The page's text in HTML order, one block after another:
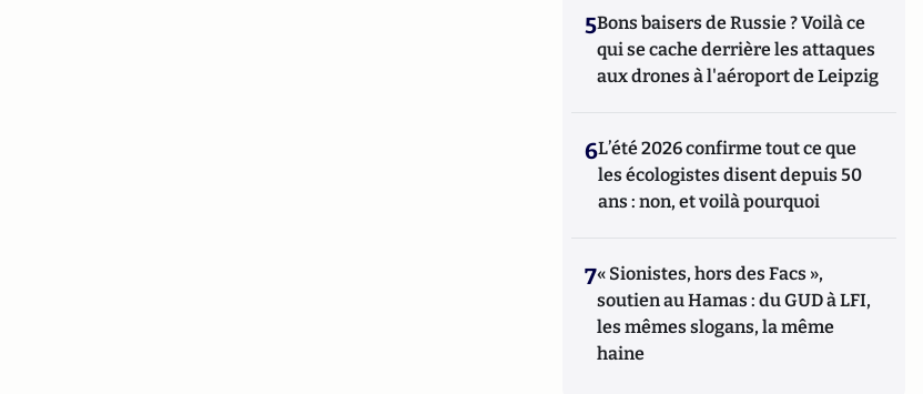
5Bons baisers de Russie ? Voilà ce
qui se cache derrière les attaques
aux drones à l'aéroport de Leipzig
6L’été 2026 confirme tout ce que
les écologistes disent depuis 50
ans : non, et voilà pourquoi
7« Sionistes, hors des Facs »,
soutien au Hamas : du GUD à LFI,
les mêmes slogans, la même
haine